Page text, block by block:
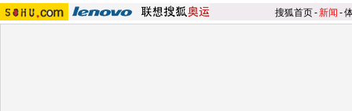
搜狐首页-新闻 -